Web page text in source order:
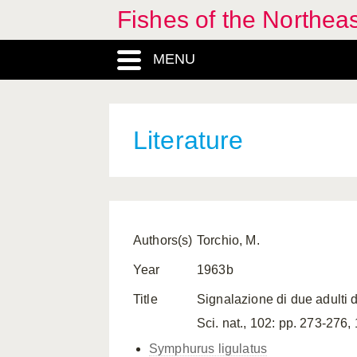
Fishes of the
MENU
Literature
Authors(s) Torchio, M.
Year 1963b
Title
Signalazione di due adulti
Sci. nat., 102: pp. 273-276,
Symphurus ligulatus